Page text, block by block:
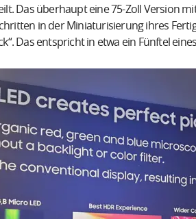
Das überhaupt eine 75-Zoll Version
in der Miniaturisierung ihres
Das entspricht in etwa ein Fünftel